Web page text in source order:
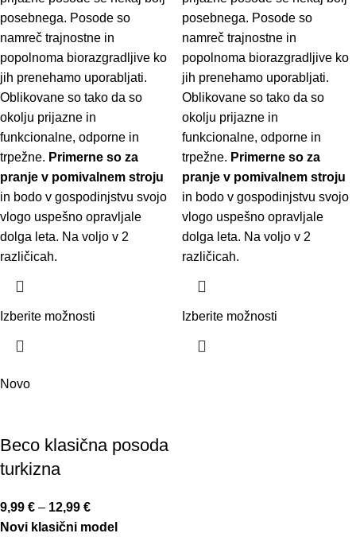
posebnega. Posode so
namreč trajnostne in
popolnoma biorazgradljive ko
jih prenehamo uporabljati.
Oblikovane so tako da so
okolju prijazne in
funkcionalne, odporne in
trpežne. Primerne so za
pranje v pomivalnem stroju
in bodo v gospodinjstvu svojo
vlogo uspešno opravljale
dolga leta. Na voljo v 2
različicah.
Izberite možnosti
posebnega. Posode so
namreč trajnostne in
popolnoma biorazgradljive ko
jih prenehamo uporabljati.
Oblikovane so tako da so
okolju prijazne in
funkcionalne, odporne in
trpežne. Primerne so za
pranje v pomivalnem stroju
in bodo v gospodinjstvu svojo
vlogo uspešno opravljale
dolga leta. Na voljo v 2
različicah.
Izberite možnosti
Novo
Beco klasična posoda
turkizna
9,99 € – 12,99 €
Novi klasični model